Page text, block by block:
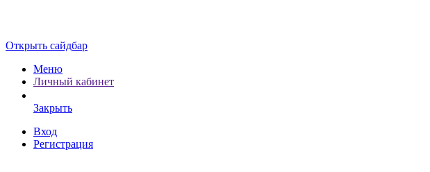
Открыть сайдбар
Меню
Личный кабинет
Закрыть
Вход
Регистрация